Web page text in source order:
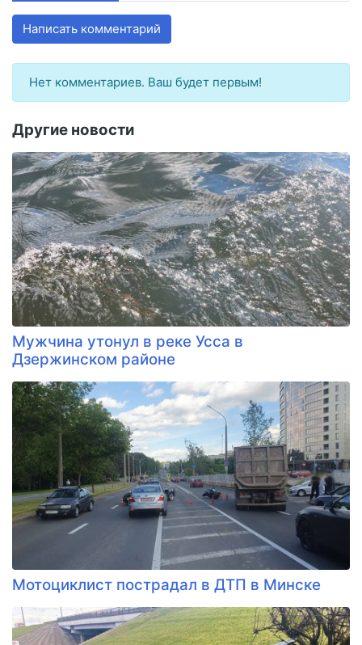
Написать комментарий
Нет комментариев. Ваш будет первым!
Другие новости
Мужчина утонул в реке Усса в
Дзержинском районе
Мотоциклист пострадал в ДТП в Минске